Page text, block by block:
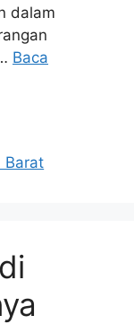
dalam
Baca
Barat